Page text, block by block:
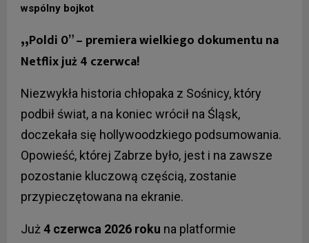
wspólny bojkot
„Poldi 0” – premiera wielkiego dokumentu na
Netflix już 4 czerwca!
Niezwykła historia chłopaka z Sośnicy, który
podbił świat, a na koniec wrócił na Śląsk,
doczekała się hollywoodzkiego podsumowania.
Opowieść, której Zabrze było, jest i na zawsze
pozostanie kluczową częścią, zostanie
przypieczętowana na ekranie.
Już4 czerwca 2026 roku na platformie